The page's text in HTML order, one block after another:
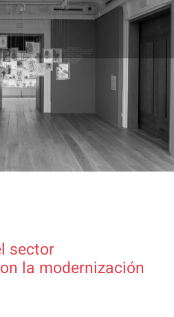
sector
la modernización